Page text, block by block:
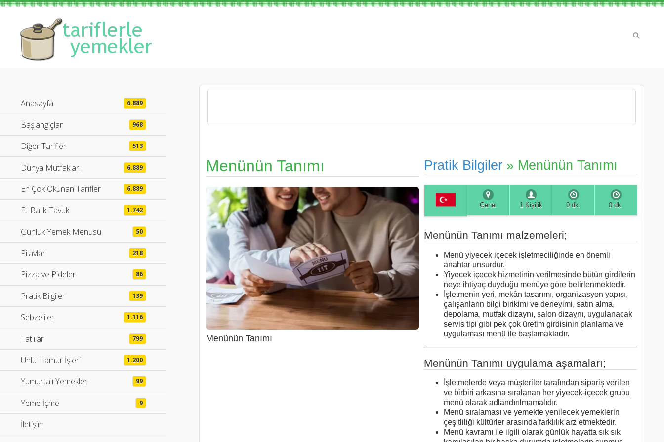
Menünün Tanımı
Menünün Tanımı
Pratik Bilgiler » Menünün Tanımı
Genel 1 Kişilik 0 dk. 0 dk.
Menünün Tanımı malzemeleri;
Menü yiyecek içecek işletmeciliğinde en önemli
anahtar unsurdur.
Yiyecek içecek hizmetinin verilmesinde bütün girdilerin
neye ihtiyaç duyduğu menüye göre belirlenmektedir.
İşletmenin yeri, mekân tasarımı, organizasyon yapısı,
çalışanların bilgi birikimi ve deneyimi, satın alma,
depolama, mutfak dizaynı, salon dizaynı, uygulanacak
servis tipi gibi pek çok üretim girdisinin planlama ve
uygulaması menü ile başlamaktadır.
Menünün Tanımı uygulama aşamaları;
İşletmelerde veya müşteriler tarafından sipariş verilen
ve birbiri arkasına sıralanan her yiyecek-içecek grubu
menü olarak adlandırılmamalıdır.
Menü sıralaması ve yemekte yenilecek yemeklerin
çeşitliliği kültürler arasında farklılık arz etmektedir.
Menü kavramı ile ilgili olarak günlük hayatta sık sık
Anasayfa 6.889
Başlangıçlar 968
Diğer Tarifler 513
Dünya Mutfakları 6.889
En Çok Okunan Tarifler 6.889
Et-Balık-Tavuk 1.742
Günlük Yemek Menüsü 50
Pilavlar 218
Pizza ve Pideler 86
Pratik Bilgiler 139
Sebzeliler 1.116
Tatlılar 799
Unlu Hamur İşleri 1.200
Yumurtalı Yemekler 99
Yeme İçme 9
İletişim